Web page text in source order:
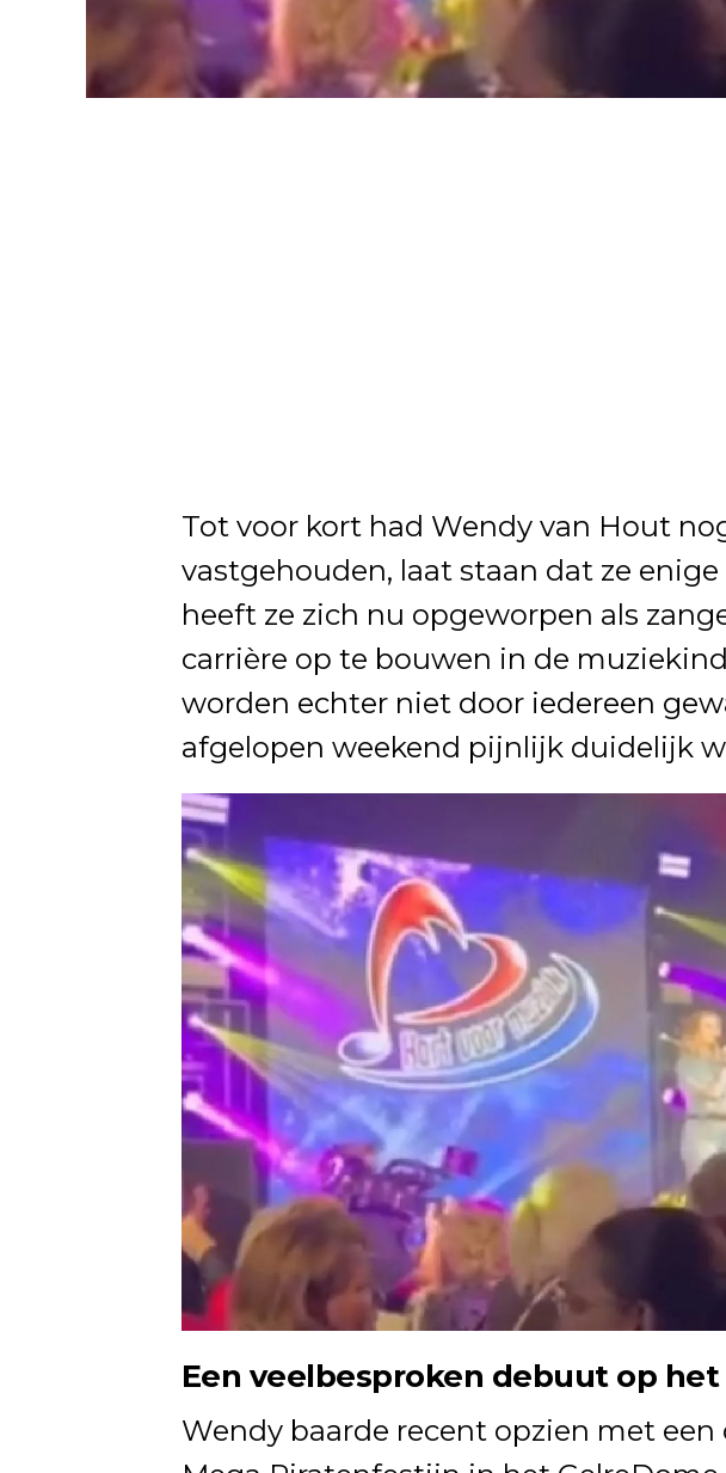
Tot voor kort had Wendy van Hout
vastgehouden, laat staan dat ze
heeft ze zich nu opgeworpen als
carrière op te bouwen in de
worden echter niet door iedereen
afgelopen weekend pijnlijk duidelijk
Een veelbesproken debuut op
Wendy baarde recent opzien met